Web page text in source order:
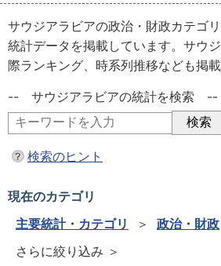
サウジアラビアの政治・財政カテゴ
統計データを掲載しています。サウ
際ランキング、時系列推移なども掲載
-- サウジアラビアの統計を検索 --
検索のヒント
現在のカテゴリ
主要統計・カテゴリ
＞ 政治・財政
さらに絞り込み ＞